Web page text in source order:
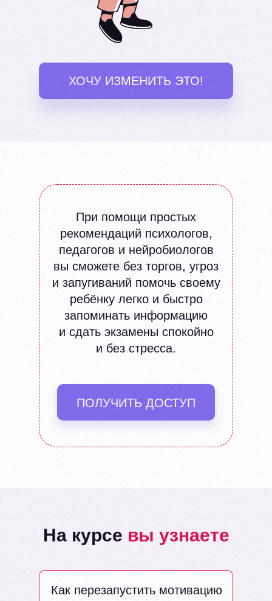
ХОЧУ ИЗМЕНИТЬ ЭТО!
ПОЛУЧИТЬ ДОСТУП
При помощи простых
рекомендаций психологов,
педагогов и нейробиологов
вы сможете без торгов, угроз
и запугиваний помочь своему
ребёнку легко и быстро
запоминать информацию
и сдать экзамены спокойно
и без стресса.
На курсе вы узнаете
Как перезапустить мотивацию